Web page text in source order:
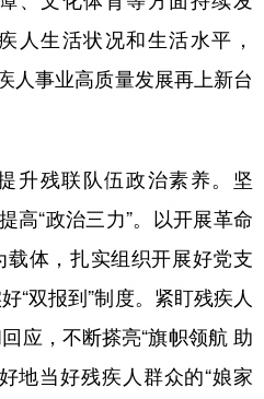
铜仁 黔东南
河北 山西
上海 江苏
福建 江西
湖北 湖南
人生活状况和生活水平，
人事业高质量发展再上新台
残联队伍政治素养。坚
高“政治三力”。以开展革命
体，扎实组织开展好党支
“双报到”制度。紧盯残疾人
应，不断搽亮“旗帜领航 助
地当好残疾人群众的“娘家